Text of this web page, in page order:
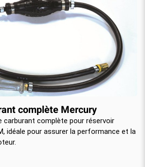
complète Mercury
carburant complète pour réservoir
idéale pour assurer la performance et la